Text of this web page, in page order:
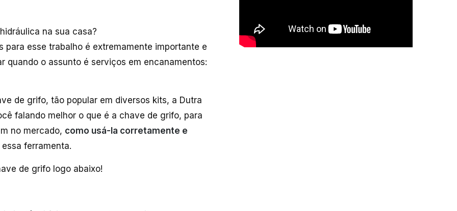
na sua casa?
para esse trabalho é extremamente importante e
quando o assunto é serviços em encanamentos:
de grifo, tão popular em diversos kits, a Dutra
falando melhor o que é a chave de grifo, para
no mercado, como usá-la corretamente e
ferramenta.
de grifo logo abaixo!